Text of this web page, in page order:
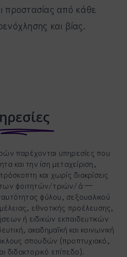
προστασίας από κάθε
και βίας.
παρέχονται υπηρεσίες που
και την ίση μεταχείριση,
και χωρίς διακρίσεις
φοιτητών/τριών/ά —
φύλου, σεξουαλικού
εθνοτικής προέλευσης,
ή ειδικών εκπαιδευτικών
ακαδημαϊκή και κοινωνική
σπουδών (προπτυχιακό,
διδακτορικό επίπεδο).